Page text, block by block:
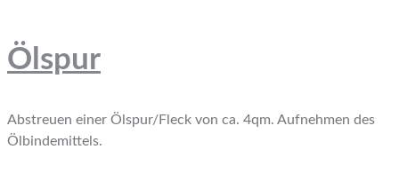
Ölspur
Abstreuen einer Ölspur/Fleck von ca. 4qm. Aufnehmen des
Ölbindemittels.